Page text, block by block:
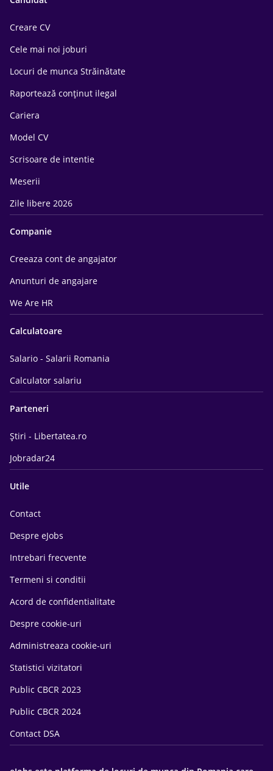
Creare CV
Cele mai noi joburi
Locuri de munca Străinătate
Raportează conținut ilegal
Cariera
Model CV
Scrisoare de intentie
Meserii
Zile libere 2026
Companie
Creeaza cont de angajator
Anunturi de angajare
We Are HR
Calculatoare
Salario - Salarii Romania
Calculator salariu
Parteneri
Știri - Libertatea.ro
Jobradar24
Utile
Contact
Despre eJobs
Intrebari frecvente
Termeni si conditii
Acord de confidentialitate
Despre cookie-uri
Administreaza cookie-uri
Statistici vizitatori
Public CBCR 2023
Public CBCR 2024
Contact DSA